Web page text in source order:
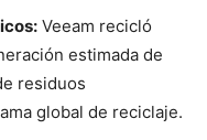
Veeam recicló
estimada de
residuos
global de reciclaje.